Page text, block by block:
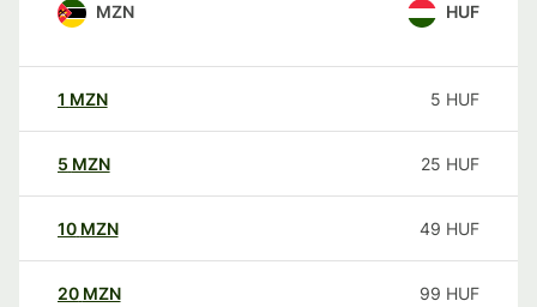
MZN HUF
1 MZN 5 HUF
5 MZN 25 HUF
10 MZN 49 HUF
20 MZN 99 HUF